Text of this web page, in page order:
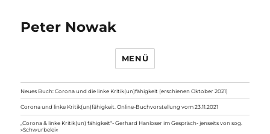
Peter Nowak
MENÜ
Neues Buch: Corona und die linke Kritik(un)fähigkeit (erschienen Oktober 2021)
Corona und linke Kritik(un)fähigkeit. Online-Buchvorstellung vom 23.11.2021
„Corona & linke Kritik(un) fähigkeit“- Gerhard Hanloser im Gespräch- jenseits von sog.
»Schwurbelei«